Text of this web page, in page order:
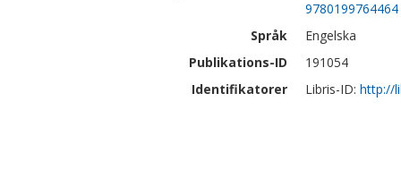
9780199764464
Språk
Engelska
Publikations-ID
191054
Identifikatorer
Libris-ID: http://